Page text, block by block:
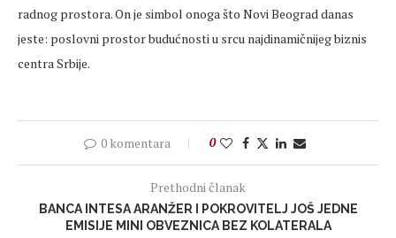
radnog prostora. On je simbol onoga što Novi Beograd danas
jeste: poslovni prostor budućnosti u srcu najdinamičnijeg biznis
centra Srbije.
0 komentara 0
Prethodni članak
BANCA INTESA ARANŽER I POKROVITELJ JOŠ JEDNE
EMISIJE MINI OBVEZNICA BEZ KOLATERALA